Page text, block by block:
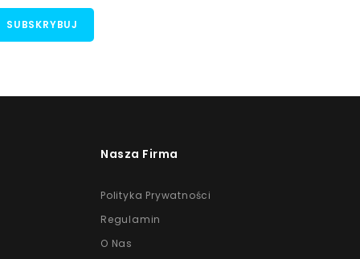
Nasza Firma
Polityka Prywatności
Regulamin
O Nas